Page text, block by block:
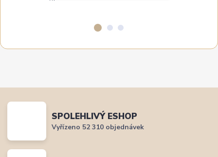
SPOLEHLIVÝ ESHOP
Vyřízeno 52 310 objednávek